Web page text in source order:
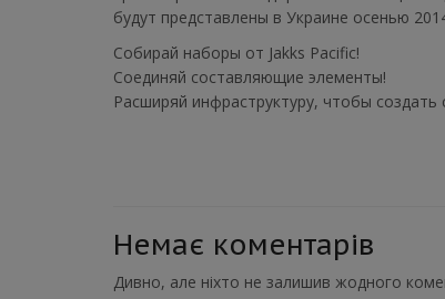
будут представлены в Украине осенью
Собирай наборы от Jakks Pacific!
Соединяй составляющие элементы!
Расширяй инфраструктуру, чтобы
Немає коментарів
Дивно, але ніхто не залишив жодного